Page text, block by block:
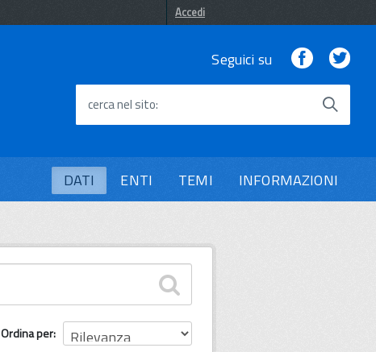
Accedi
Seguici su Facebook
cerca nel sito
DATI ENTI TEMI INFORMAZIONI
Ordina per